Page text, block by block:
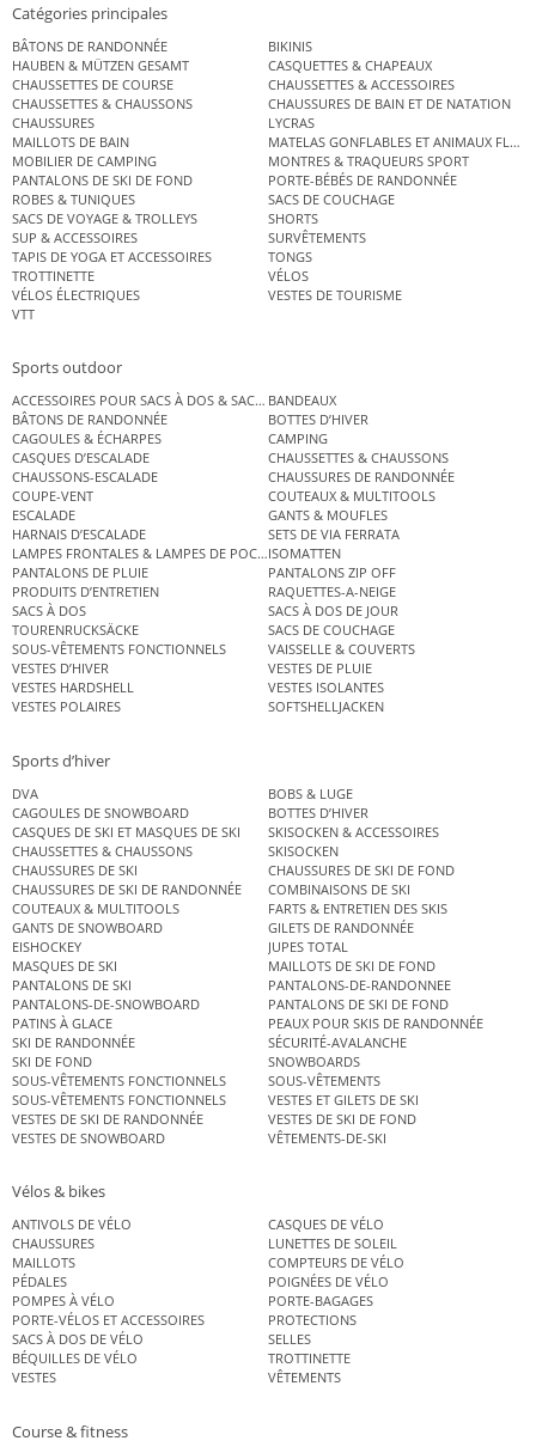
Catégories principales
BÂTONS DE RANDONNÉE
BIKINIS
HAUBEN & MÜTZEN GESAMT
CASQUETTES & CHAPEAUX
CHAUSSETTES DE COURSE
CHAUSSETTES & ACCESSOIRES
CHAUSSETTES & CHAUSSONS
CHAUSSURES DE BAIN ET DE NATATION
CHAUSSURES
LYCRAS
MAILLOTS DE BAIN
MATELAS GONFLABLES ET ANIMAUX
MOBILIER DE CAMPING
MONTRES & TRAQUEURS SPORT
PANTALONS DE SKI DE FOND
PORTE-BÉBÉS DE RANDONNÉE
ROBES & TUNIQUES
SACS DE COUCHAGE
SACS DE VOYAGE & TROLLEYS
SHORTS
SUP & ACCESSOIRES
SURVÊTEMENTS
TAPIS DE YOGA ET ACCESSOIRES
TONGS
TROTTINETTE
VÉLOS
VÉLOS ÉLECTRIQUES
VESTES DE TOURISME
VTT
Sports outdoor
ACCESSOIRES POUR SACS À DOS & SACS ÉTANCHES
BANDEAUX
BÂTONS DE RANDONNÉE
BOTTES D’HIVER
CAGOULES & ÉCHARPES
CAMPING
CASQUES D’ESCALADE
CHAUSSETTES & CHAUSSONS
CHAUSSONS-ESCALADE
CHAUSSURES DE RANDONNÉE
COUPE-VENT
COUTEAUX & MULTITOOLS
ESCALADE
GANTS & MOUFLES
HARNAIS D’ESCALADE
SETS DE VIA FERRATA
LAMPES FRONTALES & LAMPES DE POCHEISOMATTEN
PANTALONS DE PLUIE
PANTALONS ZIP OFF
PRODUITS D’ENTRETIEN
RAQUETTES-A-NEIGE
SACS À DOS
SACS À DOS DE JOUR
TOURENRUCKSÄCKE
SACS DE COUCHAGE
SOUS-VÊTEMENTS FONCTIONNELS
VAISSELLE & COUVERTS
VESTES D’HIVER
VESTES DE PLUIE
VESTES HARDSHELL
VESTES ISOLANTES
VESTES POLAIRES
SOFTSHELLJACKEN
Sports d’hiver
DVA
BOBS & LUGE
CAGOULES DE SNOWBOARD
BOTTES D’HIVER
CASQUES DE SKI ET MASQUES DE SKI
SKISOCKEN & ACCESSOIRES
CHAUSSETTES & CHAUSSONS
SKISOCKEN
CHAUSSURES DE SKI
CHAUSSURES DE SKI DE FOND
CHAUSSURES DE SKI DE RANDONNÉE
COMBINAISONS DE SKI
COUTEAUX & MULTITOOLS
FARTS & ENTRETIEN DES SKIS
GANTS DE SNOWBOARD
GILETS DE RANDONNÉE
EISHOCKEY
JUPES TOTAL
MASQUES DE SKI
MAILLOTS DE SKI DE FOND
PANTALONS DE SKI
PANTALONS-DE-RANDONNEE
PANTALONS-DE-SNOWBOARD
PANTALONS DE SKI DE FOND
PATINS À GLACE
PEAUX POUR SKIS DE RANDONNÉE
SKI DE RANDONNÉE
SÉCURITÉ-AVALANCHE
SKI DE FOND
SNOWBOARDS
SOUS-VÊTEMENTS FONCTIONNELS
SOUS-VÊTEMENTS
SOUS-VÊTEMENTS FONCTIONNELS
VESTES ET GILETS DE SKI
VESTES DE SKI DE RANDONNÉE
VESTES DE SKI DE FOND
VESTES DE SNOWBOARD
VÊTEMENTS-DE-SKI
Vélos & bikes
ANTIVOLS DE VÉLO
CASQUES DE VÉLO
CHAUSSURES
LUNETTES DE SOLEIL
MAILLOTS
COMPTEURS DE VÉLO
PÉDALES
POIGNÉES DE VÉLO
POMPES À VÉLO
PORTE-BAGAGES
PORTE-VÉLOS ET ACCESSOIRES
PROTECTIONS
SACS À DOS DE VÉLO
SELLES
BÉQUILLES DE VÉLO
TROTTINETTE
VESTES
VÊTEMENTS
Course & fitness